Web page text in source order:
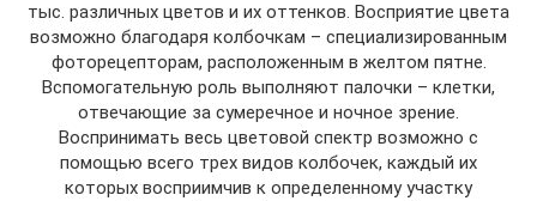
тыс. различных цветов и их оттенков. Восприятие цвета
возможно благодаря колбочкам – специализированным
фоторецепторам, расположенным в желтом пятне.
Вспомогательную роль выполняют палочки – клетки,
отвечающие за сумеречное и ночное зрение.
Воспринимать весь цветовой спектр возможно с
помощью всего трех видов колбочек, каждый их
которых восприимчив к определенному участку